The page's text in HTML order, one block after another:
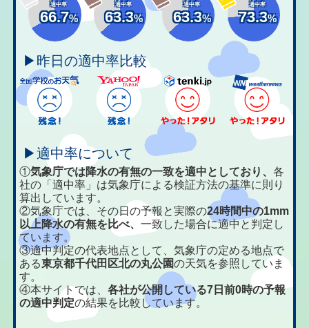
適中率
66.7%
適中率
63.3%
適中率
63.3%
適中率
73.3%
▶昨日の適中率比較
▶適中率について
①気象庁では降水の有無の一致を適中としており、各
社の「適中率」は気象庁による検証方法の基準に則り
算出しています。
②気象庁では、その日の予報と実際の24時間中の1mm
以上降水の有無を比べ、一致した場合に適中と判定し
ています。
③適中判定の代表地点として、気象庁の定める地点で
ある東京都千代田区北の丸公園の天気を参照していま
す。
④本サイトでは、各社が公開している7日前0時の予報
の適中判定の結果を比較しています。